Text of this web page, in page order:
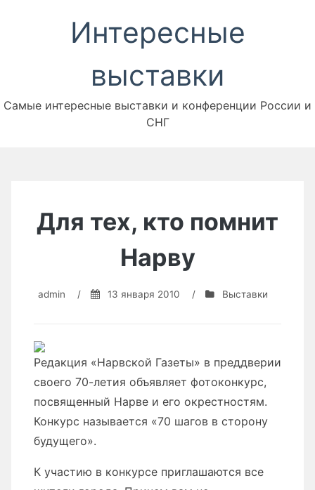
содержимомуИнтересные
выставки
Самые интересные выставки и конференции России и
СНГ
Для тех, кто помнит
Нарву
admin / 13 января 2010 / Выставки
Редакция «Нарвской Газеты» в преддверии
своего 70-летия объявляет фотоконкурс,
посвященный Нарве и его окрестностям.
Конкурс называется «70 шагов в сторону
будущего».
К участию в конкурсе приглашаются все